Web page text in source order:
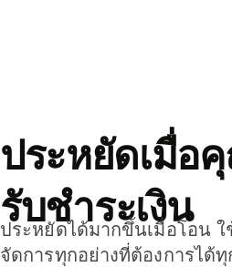
ประหยัดเมื่อ
รับชำระเงิน
ประหยัดได้มากขึ้นเมื่อโอน
จัดการทุกอย่างที่ต้องการได้